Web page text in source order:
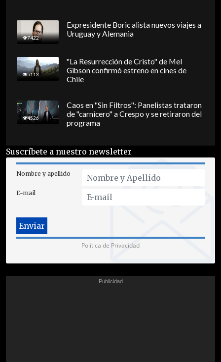
7422
Expresidente Boric alista nuevos viajes a
Uruguay y Alemania
5113
"La Resurrección de Cristo" de Mel
Gibson confirmó estreno en cines de
Chile
4526
Caos en "Sin Filtros": Panelistas trataron
de "carnicero" a Crespo y se retiraron del
programa
Suscríbete a nuestro newsletter
Nombre y apellido
E-mail
Política de Privacidad